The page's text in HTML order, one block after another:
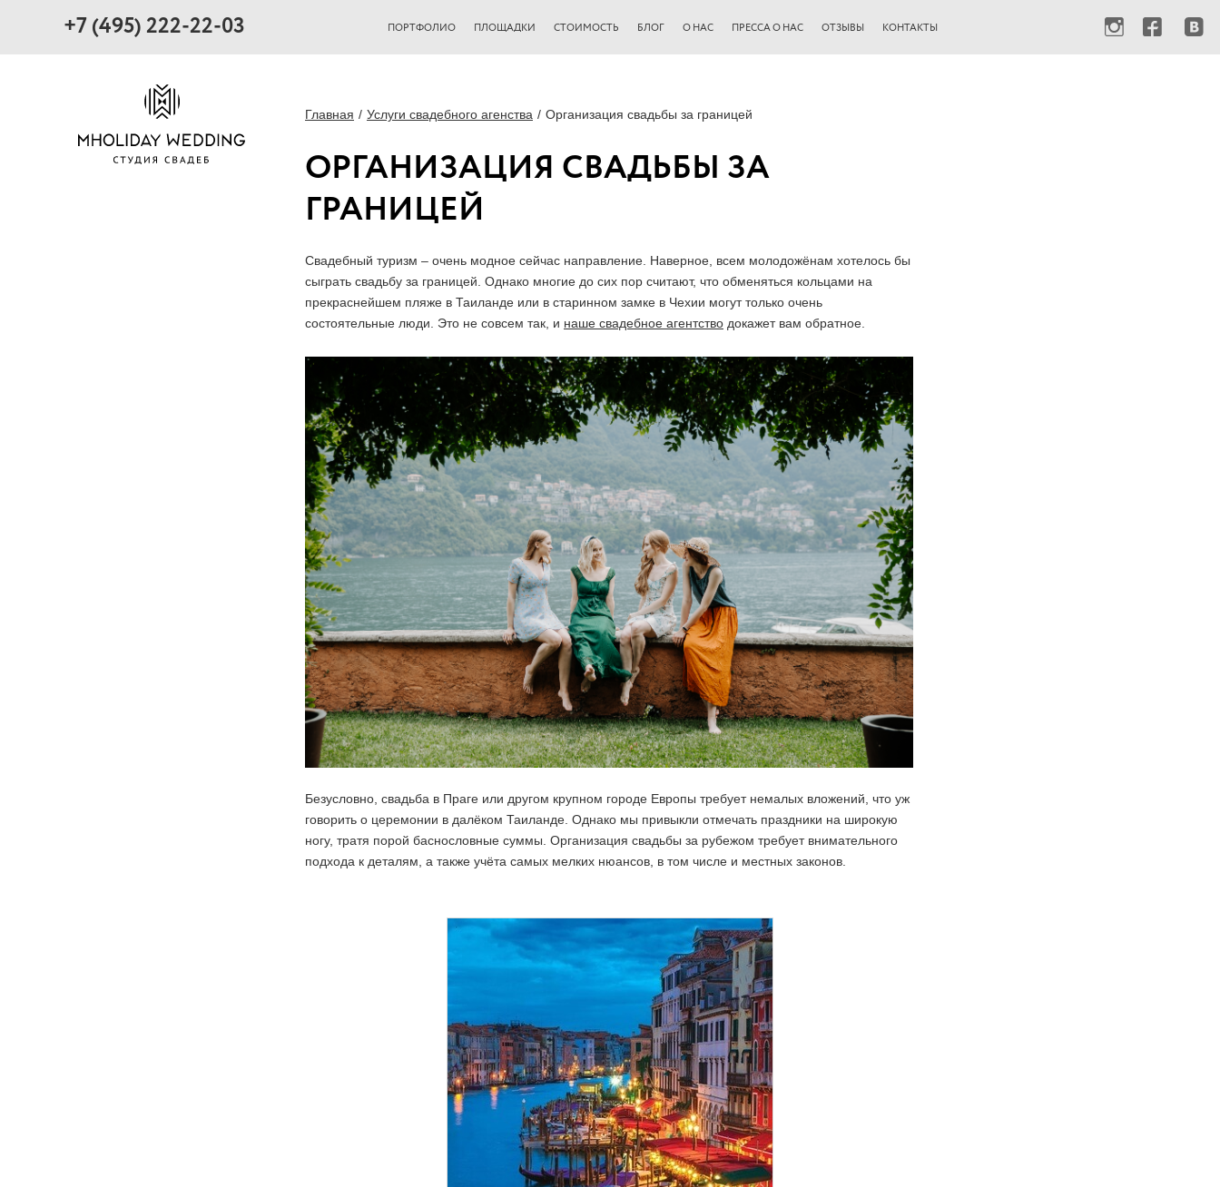
+7 (495) 222-22-03 ПОРТФОЛИО ПЛОЩАДКИ СТОИМОСТЬ БЛОГ О НАС ПРЕССА О НАС ОТЗЫВЫ КОНТАКТЫ
Главная Услуги свадебного агенства Организация свадьбы за границей
ОРГАНИЗАЦИЯ СВАДЬБЫ ЗА
ГРАНИЦЕЙ
Свадебный туризм – очень модное сейчас направление. Наверное, всем молодожёнам хотелось бы
сыграть свадьбу за границей. Однако многие до сих пор считают, что обменяться кольцами на
прекраснейшем пляже в Таиланде или в старинном замке в Чехии могут только очень
состоятельные люди. Это не совсем так, и наше свадебное агентство докажет вам обратное.
Безусловно, свадьба в Праге или другом крупном городе Европы требует немалых вложений, что уж
говорить о церемонии в далёком Таиланде. Однако мы привыкли отмечать праздники на широкую
ногу, тратя порой баснословные суммы. Организация свадьбы за рубежом требует внимательного
подхода к деталям, а также учёта самых мелких нюансов, в том числе и местных законов.